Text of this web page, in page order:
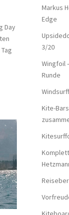
Day
Markus
Edge
3/20
Wingfoil
Runde
Kite-
Komplett